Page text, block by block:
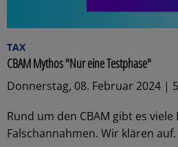
TAX
CBAM Mythos "Nur eine Testphase"
Donnerstag, 08. Februar 2024 |
Rund um den CBAM gibt es
Falschannahmen. Wir klären auf.